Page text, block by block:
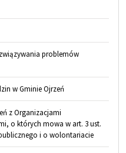
problemów
w Gminie Ojrzeń
z Organizacjami
o których mowa w art. 3 ust.
i o wolontariacie